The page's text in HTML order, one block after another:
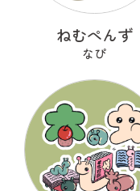
ねむぺんず
なぴ